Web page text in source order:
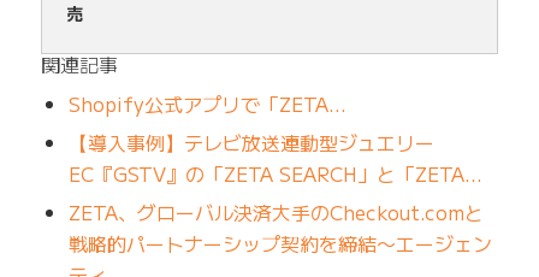
売
関連記事
Shopify公式アプリで「ZETA…
【導入事例】テレビ放送連動型ジュエリー
EC『GSTV』の「ZETA SEARCH」と「ZETA…
ZETA、グローバル決済大手のCheckout.comと
戦略的パートナーシップ契約を締結〜エージェン